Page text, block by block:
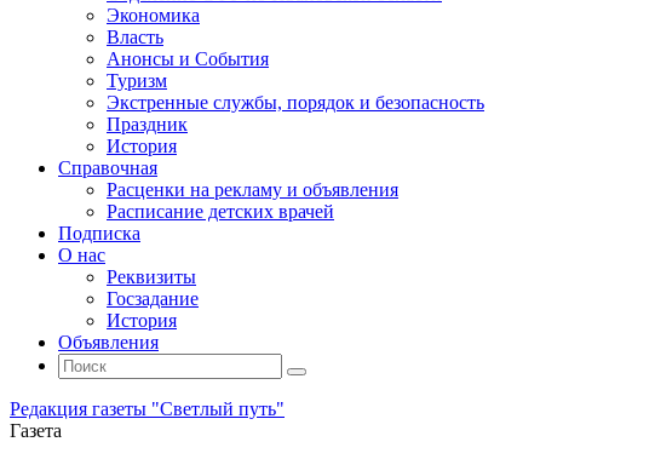
Экономика
Власть
Анонсы и События
Туризм
Экстренные службы, порядок и безопасность
Праздник
История
Справочная
Расценки на рекламу и объявления
Расписание детских врачей
Подписка
О нас
Реквизиты
Госзадание
История
Объявления
Поиск
Искать:
Поиск
Редакция газеты "Светлый путь"
Газета